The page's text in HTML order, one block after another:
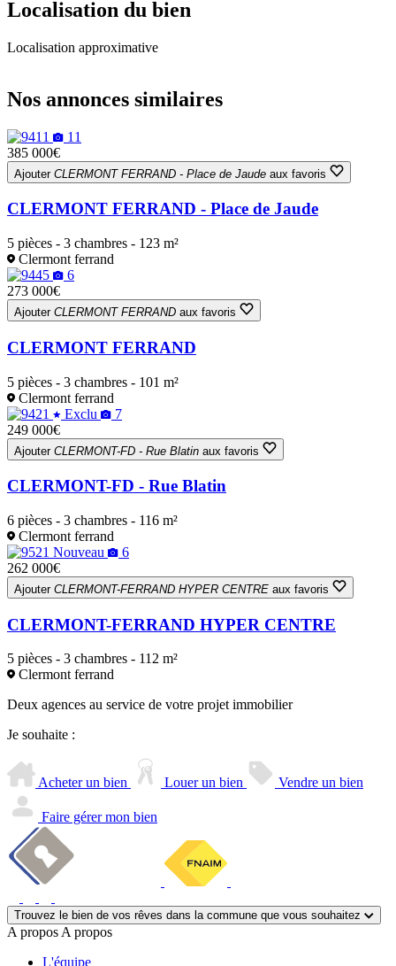
Localisation du bien
Localisation approximative
−
Nos annonces similaires
11
385 000€
Ajouter CLERMONT FERRAND - Place de Jaude aux favoris
CLERMONT FERRAND - Place de Jaude
5 pièces - 3 chambres - 123 m²
Clermont ferrand
6
273 000€
Ajouter CLERMONT FERRAND aux favoris
CLERMONT FERRAND
5 pièces - 3 chambres - 101 m²
Clermont ferrand
Exclu
7
249 000€
Ajouter CLERMONT-FD - Rue Blatin aux favoris
CLERMONT-FD - Rue Blatin
6 pièces - 3 chambres - 116 m²
Clermont ferrand
Nouveau
6
262 000€
Ajouter CLERMONT-FERRAND HYPER CENTRE aux favoris
CLERMONT-FERRAND HYPER CENTRE
5 pièces - 3 chambres - 112 m²
Clermont ferrand
Deux agences au service de votre projet immobilier
Je souhaite :
Acheter un bien Louer un bien Vendre un bien
Faire gérer mon bien
Trouvez le bien de vos rêves dans la commune que vous souhaitez
A proposA propos
L'équipe